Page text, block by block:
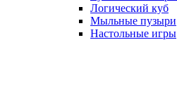
Логический куб
Мыльные пузыри
Настольные игры